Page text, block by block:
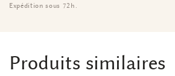
Expédition sous 72h.
Produits similaires